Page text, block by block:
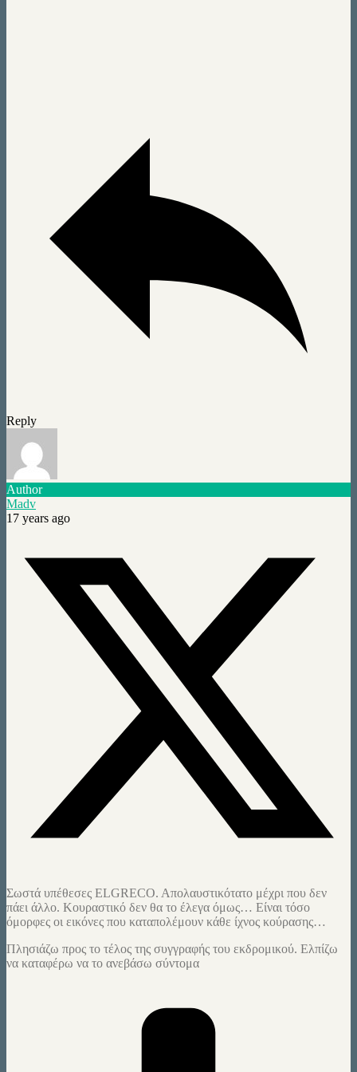
Reply
Author
Madv
17 years ago
Σωστά υπέθεσες ELGRECΟ. Απολαυστικότατο μέχρι που δεν
πάει άλλο. Κουραστικό δεν θα το έλεγα όμως… Είναι τόσο
όμορφες οι εικόνες που καταπολέμουν κάθε ίχνος κούρασης…
Πλησιάζω προς το τέλος της συγγραφής του εκδρομικού. Ελπίζω
να καταφέρω να το ανεβάσω σύντομα